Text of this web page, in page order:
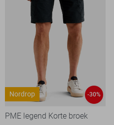
Nordrop -30%
PME legend Korte broek